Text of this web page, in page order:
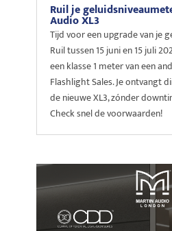
Ruil je
Audio XL3
Tijd voor een upgrade van je
Ruil tussen 15 juni en 15 juli
een klasse 1 meter van een
Flashlight Sales. Je ontvangt
de nieuwe XL3, zónder
Check snel de voorwaarden!